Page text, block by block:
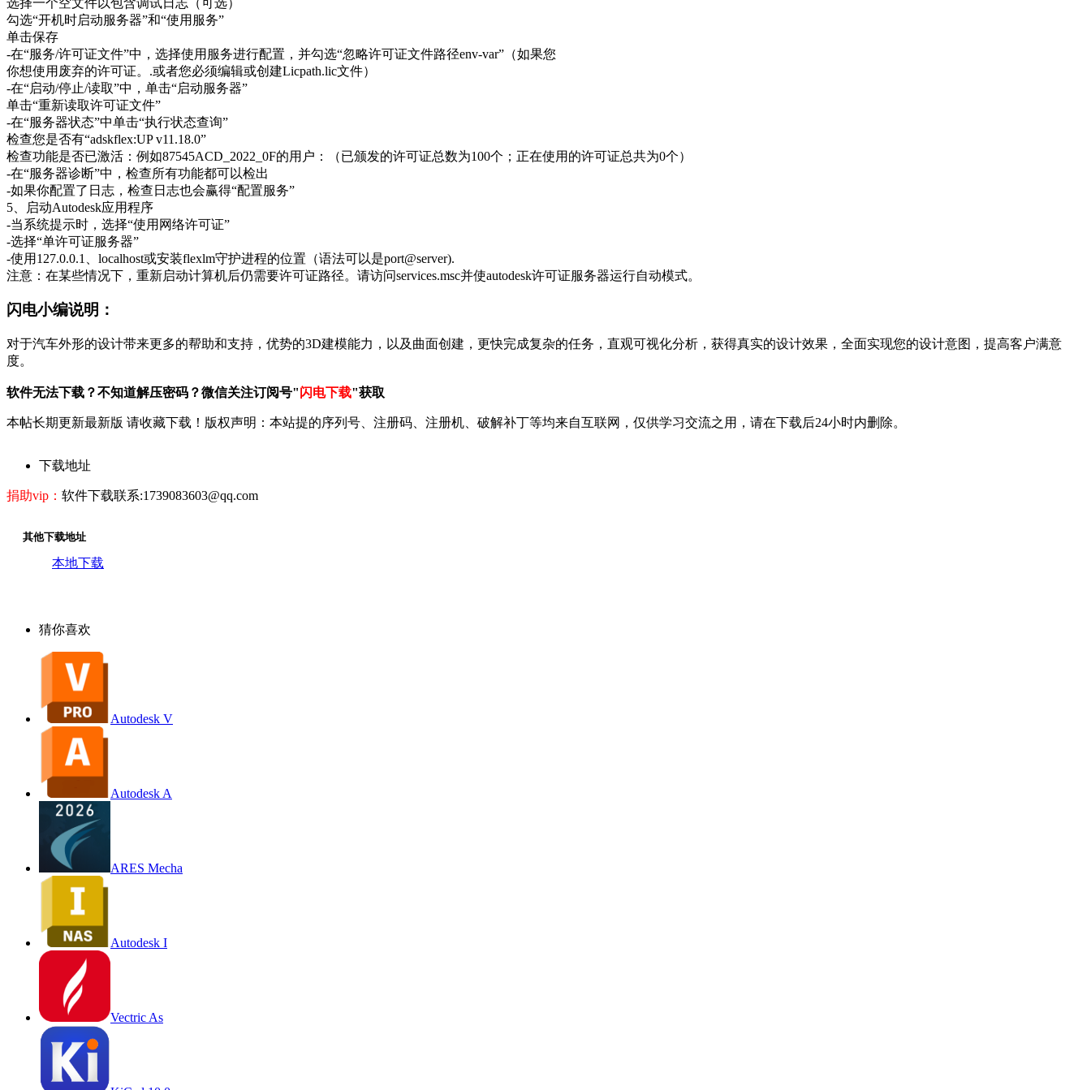
勾选“开机时启动服务器”和“使用服务”
单击保存
-在“服务/许可证文件”中，选择使用服务进行配置，并勾选“忽略许可证文件路径env-var”（如果您
你想使用废弃的许可证。.或者您必须编辑或创建Licpath.lic文件）
-在“启动/停止/读取”中，单击“启动服务器”
单击“重新读取许可证文件”
-在“服务器状态”中单击“执行状态查询”
检查您是否有“adskflex:UP v11.18.0”
检查功能是否已激活：例如87545ACD_2022_0F的用户：（已颁发的许可证总数为100个；正在使用的许可证总共为0个）
-在“服务器诊断”中，检查所有功能都可以检出
-如果你配置了日志，检查日志也会赢得“配置服务”
5、启动Autodesk应用程序
-当系统提示时，选择“使用网络许可证”
-选择“单许可证服务器”
-使用127.0.0.1、localhost或安装flexlm守护进程的位置（语法可以是port@server).
注意：在某些情况下，重新启动计算机后仍需要许可证路径。请访问services.msc并使autodesk许可证服务器运行自动模式。
闪电小编说明：
对于汽车外形的设计带来更多的帮助和支持，优势的3D建模能力，以及曲面创建，更快完成复杂的任务，直观可视化分析，获得真实的设计效果，全面实现您的设计意图，提高客户满意
度。
软件无法下载？不知道解压密码？微信关注订阅号"闪电下载"获取
本帖长期更新最新版 请收藏下载！版权声明：本站提的序列号、注册码、注册机、破解补丁等均来自互联网，仅供学习交流之用，请在下载后24小时内删除。
下载地址
捐助vip： 软件下载联系:1739083603@qq.com
其他下载地址
本地下载
猜你喜欢
Autodesk V
Autodesk A
ARES Mecha
Autodesk I
Vectric As